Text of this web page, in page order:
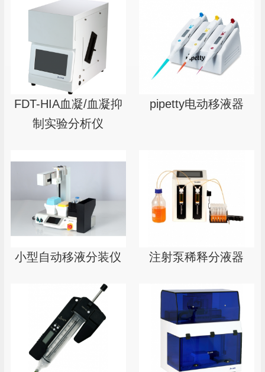
FDT-HIA血凝/血凝抑
制实验分析仪
pipetty电动移液器
小型自动移液分装仪 注射泵稀释分液器